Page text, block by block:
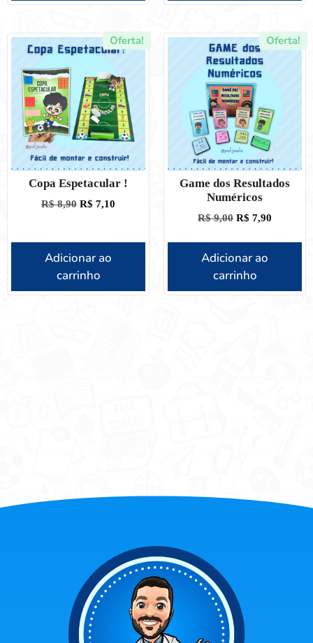
Oferta!
Copa Espetacular !
R$8,90 R$ 7,10
Adicionar ao
carrinho
Oferta!
Game dos Resultados
Numéricos
R$9,00 R$ 7,90
Adicionar ao
carrinho